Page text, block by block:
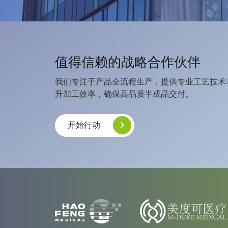
值得信赖的战略合作伙伴
我们专注于产品全流程生产，提供专业工艺技
升加工效率，确保高品质半成品交付。
开始行动